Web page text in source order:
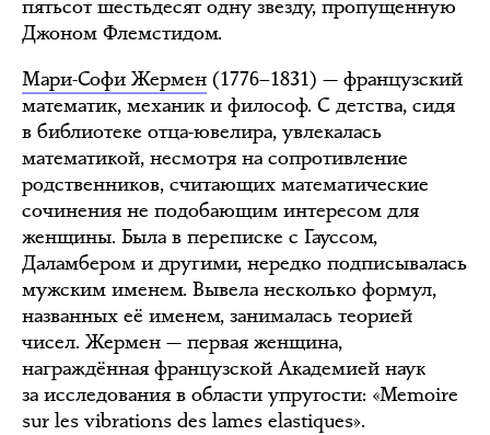
пятьсот шестьдесят одну звезду, пропущенную
Джоном Флемстидом.
Мари-Софи Жермен (1776–1831) — французский
математик, механик и философ. С детства, сидя
в библиотеке отца-ювелира, увлекалась
математикой, несмотря на сопротивление
родственников, считающих математические
сочинения не подобающим интересом для
женщины. Была в переписке с Гауссом,
Даламбером и другими, нередко подписывалась
мужским именем. Вывела несколько формул,
названных её именем, занималась теорией
чисел. Жермен — первая женщина,
награждённая французской Академией наук
за исследования в области упругости: «Memoire
sur les vibrations des lames elastiques».